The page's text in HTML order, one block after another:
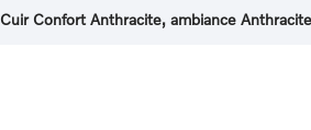
Cuir Confort Anthracite, ambiance Anthracite